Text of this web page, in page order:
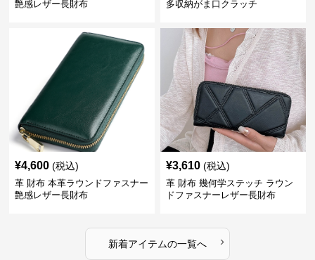
艶感レザー長財布
多収納がま口クラッチ
¥4,600 (税込)
革 財布 本革ラウンドファスナー
艶感レザー長財布
¥3,610 (税込)
革 財布 幾何学ステッチ ラウン
ドファスナーレザー長財布
新着アイテムの一覧へ ›